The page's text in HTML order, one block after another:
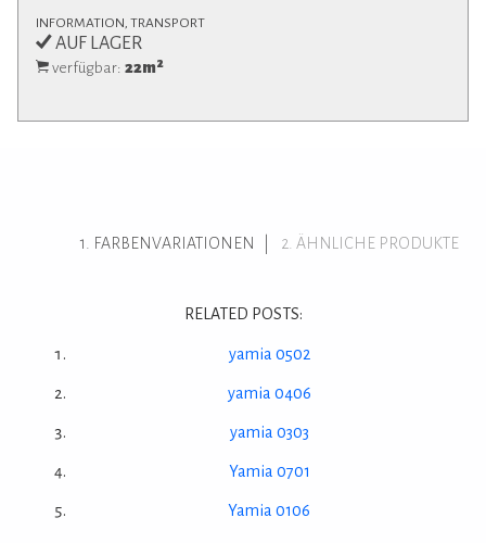
INFORMATION, TRANSPORT
AUF LAGER
verfügbar: 22m2
FARBENVARIATIONEN ÄHNLICHE PRODUKTE
RELATED POSTS:
yamia 0502
yamia 0406
yamia 0303
Yamia 0701
Yamia 0106